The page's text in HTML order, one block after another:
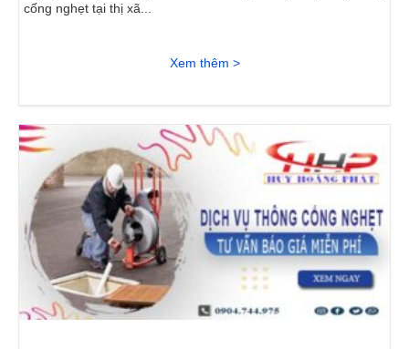
cống nghẹt tại thị xã...
Xem thêm >